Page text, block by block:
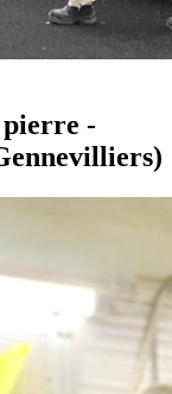
pierre -